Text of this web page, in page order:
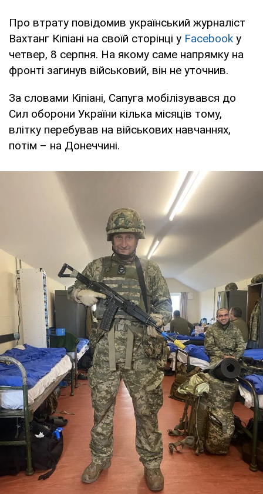
Про втрату повідомив український журналіст
Вахтанг Кіпіані на своїй сторінці у Facebook у
четвер, 8 серпня. На якому саме напрямку на
фронті загинув військовий, він не уточнив.
За словами Кіпіані, Сапуга мобілізувався до
Сил оборони України кілька місяців тому,
влітку перебував на військових навчаннях,
потім – на Донеччині.